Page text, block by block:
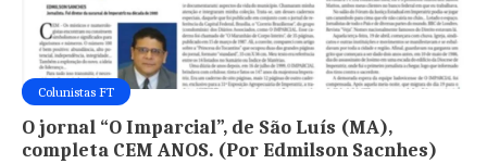
Colunistas FT
O jornal “O Imparcial”, de São Luís (MA),
completa CEM ANOS. (Por Edmilson Sacnhes)